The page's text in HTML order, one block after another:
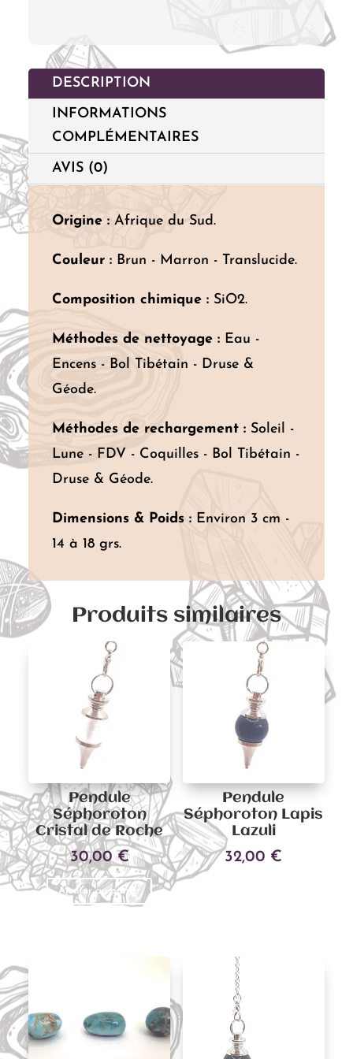
DESCRIPTION
INFORMATIONS
COMPLÉMENTAIRES
AVIS (0)
Origine :Afrique du Sud.
Couleur : Brun - Marron - Translucide.
Composition chimique :SiO2.
Méthodes de nettoyage :Eau -
Encens - Bol Tibétain - Druse &
Géode.
Méthodes de rechargement :Soleil -
Lune - FDV - Coquilles - Bol Tibétain -
Druse & Géode.
Dimensions & Poids :Environ 3 cm -
14 à 18 grs.
Produits similaires
Pendule
Séphoroton
Cristal de Roche
30,00€
Ajouter au panier
Pendule
Séphoroton Lapis
Lazuli
32,00 €